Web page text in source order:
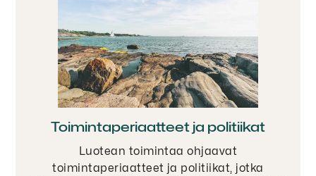
Toimintaperiaatteet ja politiikat
Luotean toimintaa ohjaavat
toimintaperiaatteet ja politiikat, jotka